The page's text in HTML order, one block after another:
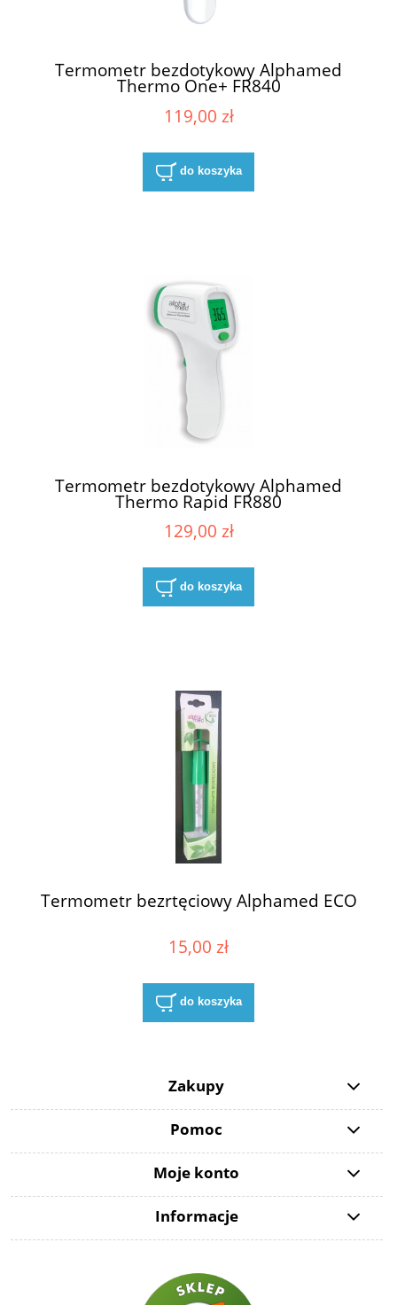
Termometr bezdotykowy Alphamed
Thermo One+ FR840
119,00 zł
do koszyka
Termometr bezdotykowy Alphamed
Thermo Rapid FR880
129,00 zł
do koszyka
Termometr bezrtęciowy Alphamed ECO
15,00 zł
do koszyka
Zakupy
Pomoc
Moje konto
Informacje